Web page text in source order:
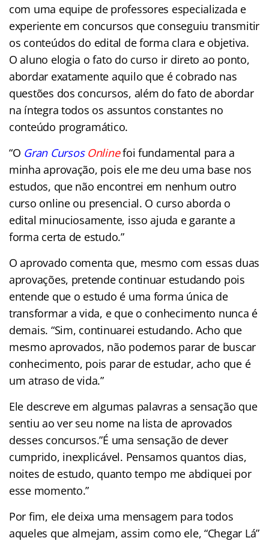
com uma equipe de professores especializada e
experiente em concursos que conseguiu transmitir
os conteúdos do edital de forma clara e objetiva.
O aluno elogia o fato do curso ir direto ao ponto,
abordar exatamente aquilo que é cobrado nas
questões dos concursos, além do fato de abordar
na íntegra todos os assuntos constantes no
conteúdo programático.
“O Gran Cursos Onlinefoi fundamental para a
minha aprovação, pois ele me deu uma base nos
estudos, que não encontrei em nenhum outro
curso online ou presencial. O curso aborda o
edital minuciosamente, isso ajuda e garante a
forma certa de estudo.”
O aprovado comenta que, mesmo com essas duas
aprovações, pretende continuar estudando pois
entende que o estudo é uma forma única de
transformar a vida, e que o conhecimento nunca é
demais. “Sim, continuarei estudando. Acho que
mesmo aprovados, não podemos parar de buscar
conhecimento, pois parar de estudar, acho que é
um atraso de vida.”
Ele descreve em algumas palavras a sensação que
sentiu ao ver seu nome na lista de aprovados
desses concursos.”É uma sensação de dever
cumprido, inexplicável. Pensamos quantos dias,
noites de estudo, quanto tempo me abdiquei por
esse momento.”
Por fim, ele deixa uma mensagem para todos
aqueles que almejam, assim como ele, “Chegar Lá”